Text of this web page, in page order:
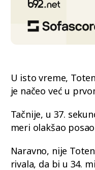
U isto vreme,
je načeo već u
Tačnije, u 37.
meri olakšao
Naravno, nije
rivala, da bi u 34.